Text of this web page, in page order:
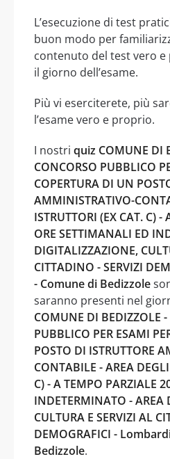
L’esecuzione di test
buon modo per
contenuto del test vero
il giorno dell’esame.
Più vi eserciterete, più
l’esame vero e proprio.
I nostri quiz COMUNE DI
CONCORSO PUBBLICO
COPERTURA DI UN
AMMINISTRATIVO-
ISTRUTTORI (EX CAT. C)
ORE SETTIMANALI ED
DIGITALIZZAZIONE,
CITTADINO - SERVIZI
- Comune di Bedizzole
saranno presenti nel
COMUNE DI BEDIZZOLE
PUBBLICO PER ESAMI
POSTO DI ISTRUTTORE
CONTABILE - AREA
C) - A TEMPO PARZIALE
INDETERMINATO - AREA
CULTURA E SERVIZI AL
DEMOGRAFICI -
Bedizzole.